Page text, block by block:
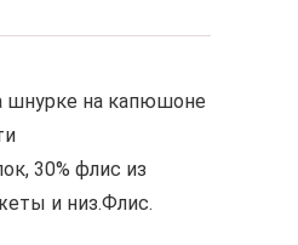
шнурке на капюшоне
30% флис из
и низ.Флис.